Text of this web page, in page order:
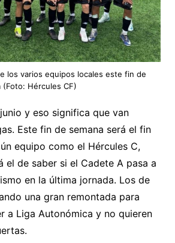
los varios equipos locales este fin de
Hércules CF)
y eso significa que van
Este fin de semana será el fin
equipo como el Hércules C,
el de saber si el Cadete A pasa a
en la última jornada. Los de
una gran remontada para
a Liga Autonómica y no quieren